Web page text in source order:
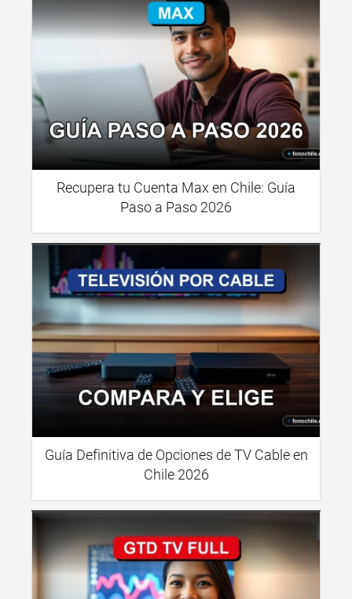
Recupera tu Cuenta Max en Chile: Guía
Paso a Paso 2026
Guía Definitiva de Opciones de TV Cable en
Chile 2026